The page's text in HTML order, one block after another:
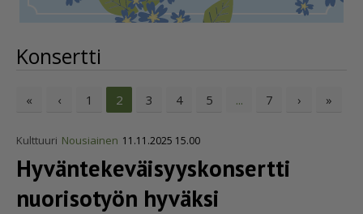
Konsertti
« ‹ 1 2 3 4 5 ... 7 › »
Kulttuuri Nousiainen 11.11.2025 15.00
Hyvän­te­ke­väi­syys­kon­sertti
nuorisotyön hyväksi